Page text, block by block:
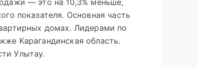
— это на 10,3% меньше,
показателя. Основная часть
домах. Лидерами по
Карагандинская область.
Улытау.